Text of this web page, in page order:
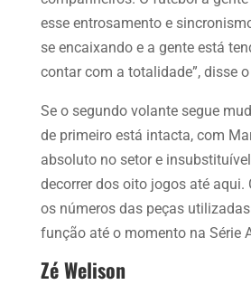
esse entrosamento e
se encaixando e a gente está
contar com a totalidade”, disse
Se o segundo volante segue
de primeiro está intacta, com
absoluto no setor e
decorrer dos oito jogos até aqui.
os números das peças
função até o momento na Série
Zé Welison